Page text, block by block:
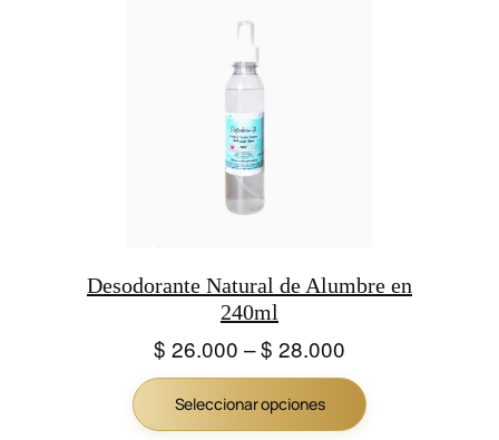
Desodorante Natural de Alumbre en
240ml
$ 26.000 –$ 28.000Rango
de
precios:
desde
Seleccionar opciones